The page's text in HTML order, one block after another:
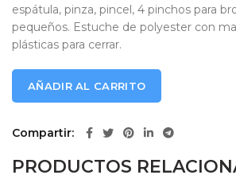
espátula, pinza, pincel, 4 pinchos para
pequeños. Estuche de polyester con
plásticas para cerrar.
AÑADIR AL CARRITO
Compartir
PRODUCTOS